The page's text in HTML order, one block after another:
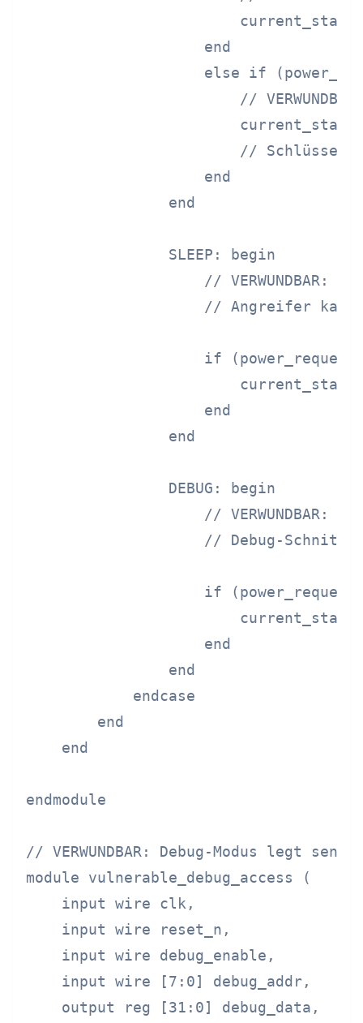
current_state
                    end
else if
//
current_state
// Schlüssel
                    end
                end
                SLEEP: begin
// VERWUNDBAR:
// Angreifer
if (power_request
current_state
                    end
                end
                DEBUG: begin
// VERWUNDBAR:
// Debug-
if (power_request
current_state
                    end
                end
            endcase
        end
    end
endmodule
// VERWUNDBAR: Debug-Modus legt
module vulnerable_debug_access (
    input wire clk,
    input wire reset_n,
    input wire debug_enable,
    input wire [7:0] debug_addr,
    output reg [31:0] debug_data,